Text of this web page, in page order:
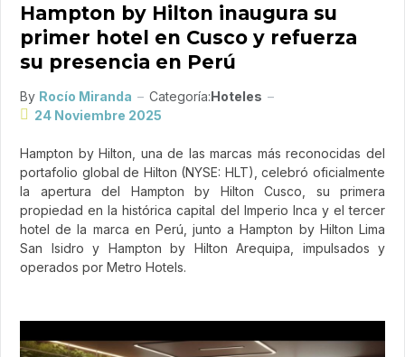
Hampton by Hilton inaugura su
primer hotel en Cusco y refuerza
su presencia en Perú
By Rocío Miranda Categoría:Hoteles
24 Noviembre 2025
Hampton by Hilton, una de las marcas más reconocidas del
portafolio global de Hilton (NYSE: HLT), celebró oficialmente
la apertura del Hampton by Hilton Cusco, su primera
propiedad en la histórica capital del Imperio Inca y el tercer
hotel de la marca en Perú, junto a Hampton by Hilton Lima
San Isidro y Hampton by Hilton Arequipa, impulsados y
operados por Metro Hotels.